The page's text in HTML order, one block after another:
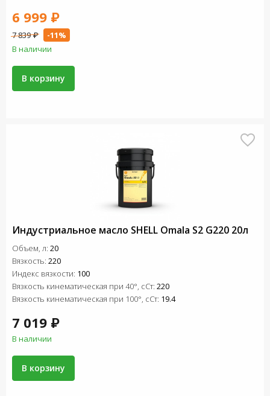
6 999 ₽
7 839 ₽
-11%
В наличии
В корзину
Индустриальное масло SHELL Omala S2 G220 20л
Объем, л: 20
Вязкость: 220
Индекс вязкости: 100
Вязкость кинематическая при 40°, сСт: 220
Вязкость кинематическая при 100°, сСт: 19.4
7 019 ₽
В наличии
В корзину